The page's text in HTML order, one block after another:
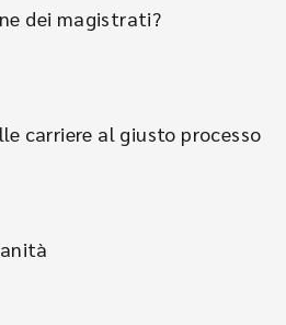
dei magistrati?
carriere al giusto processo